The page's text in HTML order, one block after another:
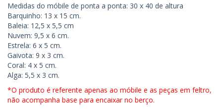
Medidas do móbile de ponta a ponta: 30 x 40 de altura
Barquinho: 13 x 15 cm.
Baleia: 12,5 x 5,5 cm
Nuvem: 9,5 x 6 cm.
Estrela: 6 x 5 cm.
Gaivota: 9 x 3 cm.
Coral: 4 x 5 cm.
Alga: 5,5 x 3 cm.
*O produto é referente apenas ao móbile e as peças em feltro,
não acompanha base para encaixar no berço.